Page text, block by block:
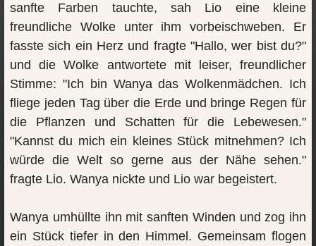
sanfte Farben tauchte, sah Lio eine kleine
freundliche Wolke unter ihm vorbeischweben. Er
fasste sich ein Herz und fragte "Hallo, wer bist du?"
und die Wolke antwortete mit leiser, freundlicher
Stimme: "Ich bin Wanya das Wolkenmädchen. Ich
fliege jeden Tag über die Erde und bringe Regen für
die Pflanzen und Schatten für die Lebewesen."
"Kannst du mich ein kleines Stück mitnehmen? Ich
würde die Welt so gerne aus der Nähe sehen."
fragte Lio. Wanya nickte und Lio war begeistert.
Wanya umhüllte ihn mit sanften Winden und zog ihn
ein Stück tiefer in den Himmel. Gemeinsam flogen